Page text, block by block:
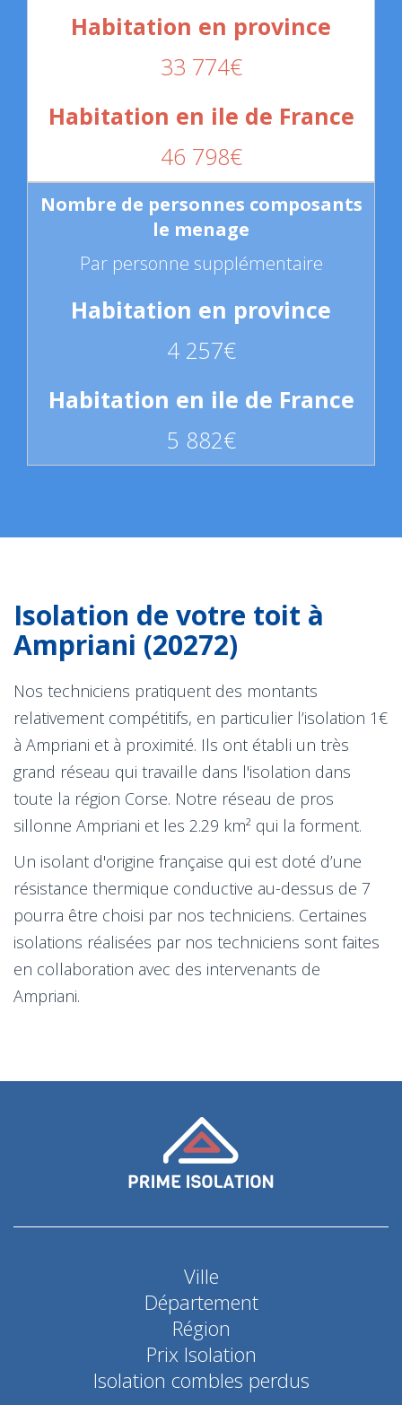
33 774€
46 798€
Par personne supplémentaire
4 257€
5 882€
Isolation de votre toit à
Ampriani (20272)
Nos techniciens pratiquent des montants
relativement compétitifs, en particulier l’isolation 1€
à Ampriani et à proximité. Ils ont établi un très
grand réseau qui travaille dans l'isolation dans
toute la région Corse. Notre réseau de pros
sillonne Ampriani et les 2.29 km² qui la forment.
Un isolant d'origine française qui est doté d’une
résistance thermique conductive au-dessus de 7
pourra être choisi par nos techniciens. Certaines
isolations réalisées par nos techniciens sont faites
en collaboration avec des intervenants de
Ampriani.
Ville
Département
Région
Prix Isolation
Isolation combles perdus